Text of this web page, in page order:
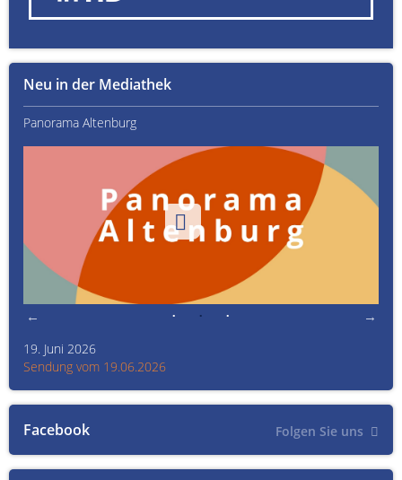
Facebook Folgen Sie uns
Neu in der Mediathek
Panorama Altenburg
19. Juni 2026
Sendung vom 19.06.2026